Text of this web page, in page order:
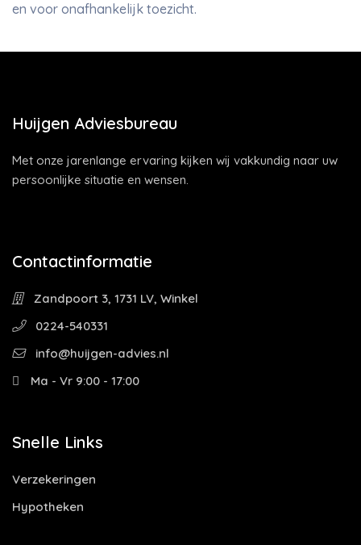
en voor onafhankelijk toezicht.
Huijgen Adviesbureau
Met onze jarenlange ervaring kijken wij vakkundig naar uw
persoonlijke situatie en wensen.
Contactinformatie
Zandpoort 3, 1731 LV, Winkel
0224-540331
info@huijgen-advies.nl
Ma - Vr 9:00 - 17:00
Snelle Links
Verzekeringen
Hypotheken